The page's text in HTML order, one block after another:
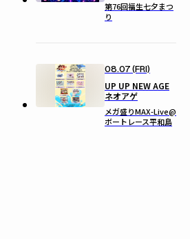
第76回福生七夕まつ
り
08.07 (FRI)
UP UP NEW AGE
ネオアゲ
メガ盛りMAX-Live@
ボートレース平和島